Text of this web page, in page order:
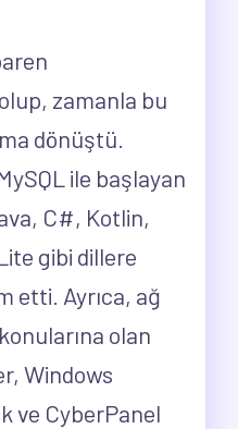
zamanla bu
dönüştü.
ile başlayan
C#, Kotlin,
gibi dillere
etti. Ayrıca, ağ
olan
Windows
ve CyberPanel